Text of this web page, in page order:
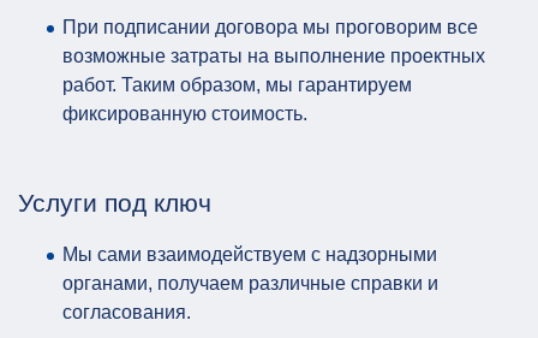
При подписании договора мы проговорим все
возможные затраты на выполнение проектных
работ. Таким образом, мы гарантируем
фиксированную стоимость.
Услуги под ключ
Мы сами взаимодействуем с надзорными
органами, получаем различные справки и
согласования.